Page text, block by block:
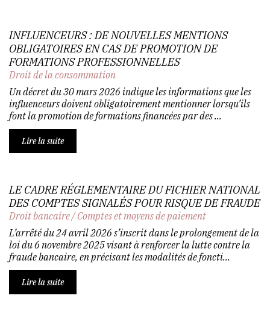
INFLUENCEURS : DE NOUVELLES MENTIONS
OBLIGATOIRES EN CAS DE PROMOTION DE
FORMATIONS PROFESSIONNELLES
Droit de la consommation
Un décret du 30 mars 2026 indique les informations que les
influenceurs doivent obligatoirement mentionner lorsqu’ils
font la promotion de formations financées par des ...
Lire la suite
LE CADRE RÉGLEMENTAIRE DU FICHIER NATIONAL
DES COMPTES SIGNALÉS POUR RISQUE DE FRAUDE
Droit bancaire/Comptes et moyens de paiement
L’arrêté du 24 avril 2026 s’inscrit dans le prolongement de la
loi du 6 novembre 2025 visant à renforcer la lutte contre la
fraude bancaire, en précisant les modalités de foncti...
Lire la suite